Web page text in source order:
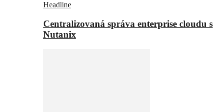
Headline
Centralizovaná správa enterprise cloudu s
Nutanix